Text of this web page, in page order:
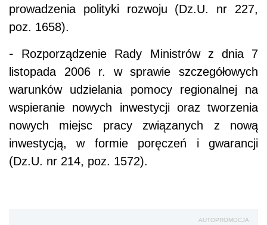
prowadzenia polityki rozwoju (Dz.U. nr 227,
poz. 1658).
-
Rozporządzenie Rady Ministrów z dnia 7
listopada 2006 r. w sprawie szczegółowych
warunków udzielania pomocy regionalnej na
wspieranie nowych inwestycji oraz tworzenia
nowych miejsc pracy związanych z nową
inwestycją, w formie poręczeń i gwarancji
(Dz.U. nr 214, poz. 1572).
AUTOPROMOCJA